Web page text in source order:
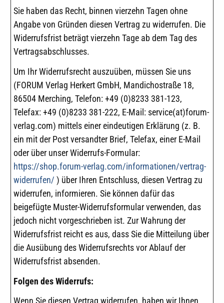
Sie haben das Recht, binnen vierzehn Tagen ohne
Angabe von Gründen diesen Vertrag zu widerrufen. Die
Widerrufsfrist beträgt vierzehn Tage ab dem Tag des
Vertragsabschlusses.
Um Ihr Widerrufsrecht auszuüben, müssen Sie uns
(FORUM Verlag Herkert GmbH, Mandichostraße 18,
86504 Merching, Telefon: +49 (0)8233 381-123,
Telefax: +49 (0)8233 381-222, E-Mail: service(at)forum-
verlag.com) mittels einer eindeutigen Erklärung (z. B.
ein mit der Post versandter Brief, Telefax, einer E-Mail
oder über unser Widerrufs-Formular:
https://shop.forum-verlag.com/informationen/vertrag-
widerrufen/ ) über Ihren Entschluss, diesen Vertrag zu
widerrufen, informieren. Sie können dafür das
beigefügte Muster-Widerrufsformular verwenden, das
jedoch nicht vorgeschrieben ist. Zur Wahrung der
Widerrufsfrist reicht es aus, dass Sie die Mitteilung über
die Ausübung des Widerrufsrechts vor Ablauf der
Widerrufsfrist absenden.
Folgen des Widerrufs: